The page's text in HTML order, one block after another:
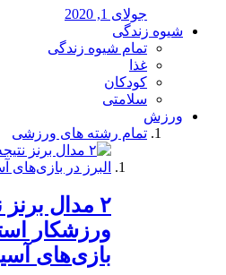
جولای 1, 2020
شیوه زندگی
تمام شیوه زندگی
غذا
کودکان
سلامتی
ورزش
تمام رشته های ورزشی
ورزشکار
بازی‌های